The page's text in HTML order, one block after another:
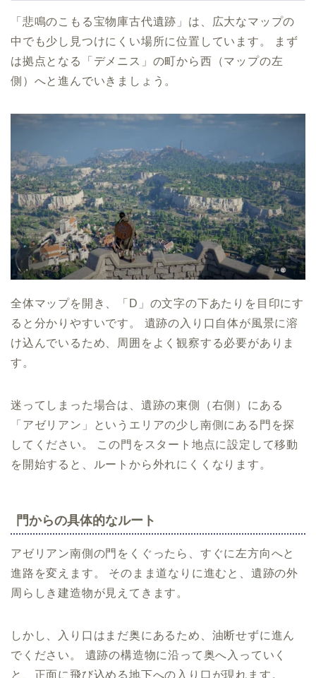
「悲鳴のこもる宝物庫古代遺跡」は、広大なマップの
中でも少し見つけにくい場所に位置しています。 まず
は拠点となる「デメニス」の町から西（マップの左
側）へと進んでいきましょう。
全体マップを開き、「D」の文字の下あたりを目印にす
ると分かりやすいです。 遺跡の入り口自体が風景に溶
け込んでいるため、周囲をよく観察する必要がありま
す。
迷ってしまった場合は、遺跡の東側（右側）にある
「アゼリアン」というエリアの少し南側にある門を探
してください。 この門をスタート地点に設定して移動
を開始すると、ルートから外れにくくなります。
門からの具体的なルート
アゼリアン南側の門をくぐったら、すぐに左方向へと
進路を変えます。 そのまま道なりに進むと、遺跡の外
周らしき建造物が見えてきます。
しかし、入り口はまだ奥にあるため、油断せずに進ん
でください。 遺跡の構造物に沿って奥へ入っていく
と、正面に飛び込める地下への入り口が現れます。